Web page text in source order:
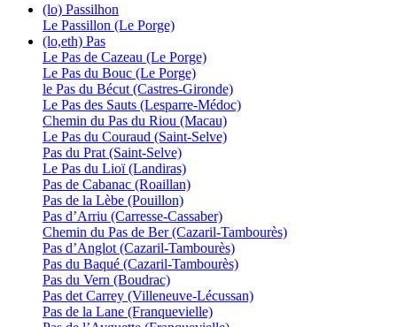
(lo) Passilhon
Le Passillon (Le Porge)
(lo,eth) Pas
Le Pas de Cazeau (Le Porge)
Le Pas du Bouc (Le Porge)
le Pas du Bécut (Castres-Gironde)
Le Pas des Sauts (Lesparre-Médoc)
Chemin du Pas du Riou (Macau)
Le Pas du Couraud (Saint-Selve)
Pas du Prat (Saint-Selve)
Le Pas du Lioï (Landiras)
Pas de Cabanac (Roaillan)
Pas de la Lèbe (Pouillon)
Pas d’Arriu (Carresse-Cassaber)
Chemin du Pas de Ber (Cazaril-Tambourès)
Pas d’Anglot (Cazaril-Tambourès)
Pas du Baqué (Cazaril-Tambourès)
Pas du Vern (Boudrac)
Pas det Carrey (Villeneuve-Lécussan)
Pas de la Lane (Franquevielle)